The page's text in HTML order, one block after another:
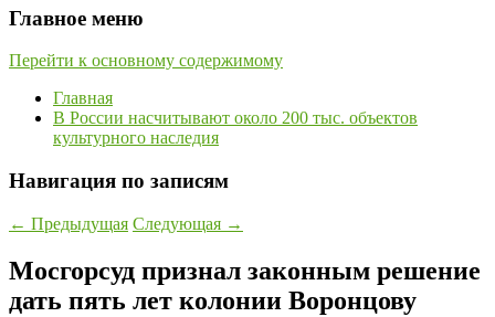
Главное меню
Перейти к основному содержимому
Главная
В России насчитывают около 200 тыс. объектов
культурного наследия
Навигация по записям
← Предыдущая Следующая →
Мосгорсуд признал законным решение
дать пять лет колонии Воронцову